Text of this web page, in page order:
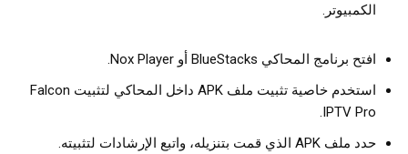
الكمبيوتر.
افتح برنامج المحاكي BlueStacks أو Nox Player.
استخدم خاصية تثبيت ملف APK داخل المحاكي لتثبيت Falcon
IPTV Pro.
حدد ملف APK الذي قمت بتنزيله، واتبع الإرشادات لتثبيته.